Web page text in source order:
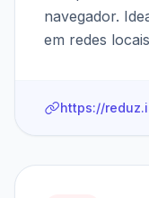
navegador.
em redes
https://